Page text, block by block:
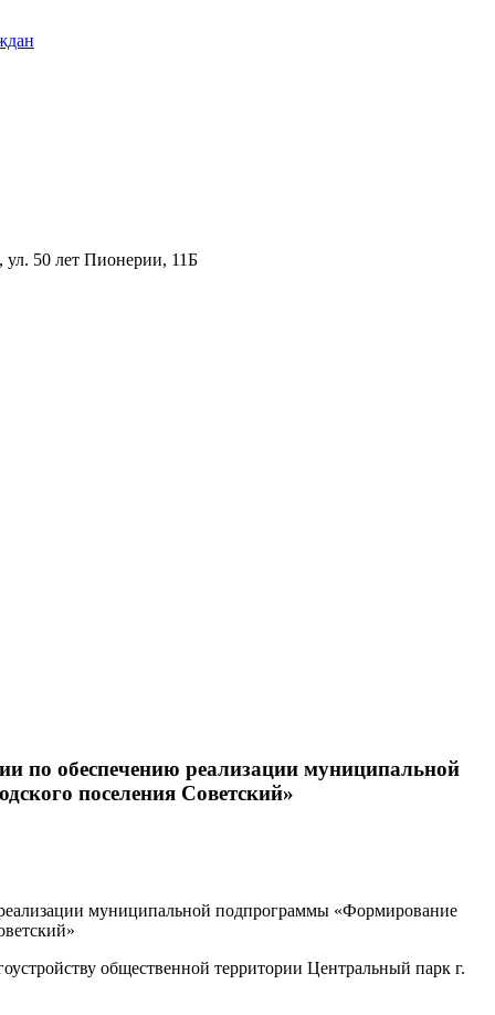
50 лет Пионерии, 11Б
по обеспечению реализации муниципальной
поселения Советский»
реализации муниципальной подпрограммы «Формирование
общественной территории Центральный парк г.